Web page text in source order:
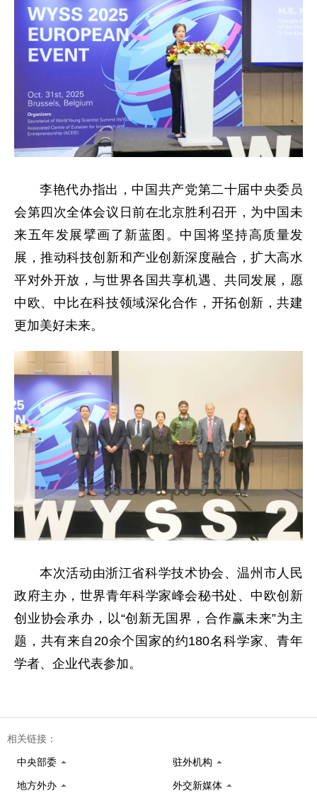
李艳代办指出，中国共产党第二十届中央委员
会第四次全体会议日前在北京胜利召开，为中国未
来五年发展擘画了新蓝图。中国将坚持高质量发
展，推动科技创新和产业创新深度融合，扩大高水
平对外开放，与世界各国共享机遇、共同发展，愿
中欧、中比在科技领域深化合作，开拓创新，共建
更加美好未来。
本次活动由浙江省科学技术协会、温州市人民
政府主办，世界青年科学家峰会秘书处、中欧创新
创业协会承办，以“创新无国界，合作赢未来”为主
题，共有来自20余个国家的约180名科学家、青年
学者、企业代表参加。
相关链接：
中央部委 驻外机构
地方外办 外交新媒体